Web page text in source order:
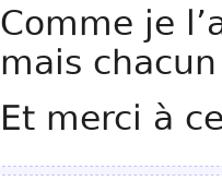
Comme je
mais
Et merci à